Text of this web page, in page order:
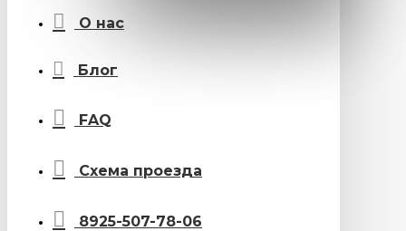
О нас
Блог
FAQ
Схема проезда
8925-507-78-06